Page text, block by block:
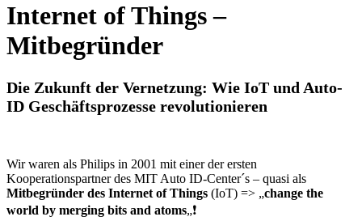
Internet of Things –
Mitbegründer
Die Zukunft der Vernetzung: Wie IoT und Auto-
ID Geschäftsprozesse revolutionieren
Wir waren als Philips in 2001 mit einer der ersten
Kooperationspartner des MIT Auto ID-Center´s – quasi als
Mitbegründer des Internet of Things (IoT) => „change the
world by merging bits and atoms„❗️